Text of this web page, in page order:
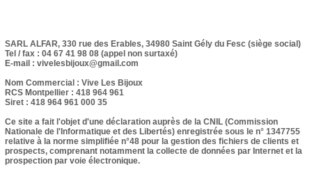
SARL ALFAR, 330 rue des Erables, 34980 Saint Gély du Fesc (siège social)
Tel / fax : 04 67 41 98 08 (appel non surtaxé)
E-mail : vivelesbijoux@gmail.com
Nom Commercial : Vive Les Bijoux
RCS Montpellier : 418 964 961
Siret : 418964 961 000 35
Ce site a fait l'objet d'une déclaration auprès de la CNIL(Commission
Nationale de l'Informatique et des Libertés) enregistrée sous le n° 1347755
relative à la norme simplifiée n°48 pour la gestion des fichiers de clients et
prospects, comprenant notamment la collecte de données par Internet et la
prospection par voie électronique.